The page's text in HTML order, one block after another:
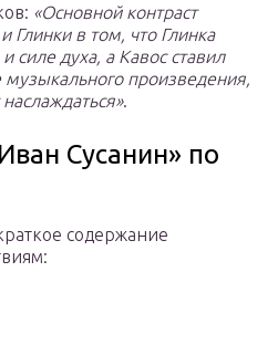
«Основной контраст
в том, что Глинка
силе духа, а Кавос ставил
музыкального произведения,
.
Сусанин» по
содержание